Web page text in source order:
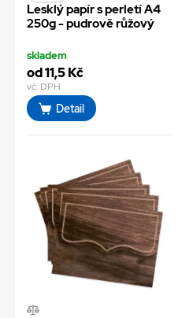
Lesklý papír s perletí A4
250g - pudrově růžový
skladem
od 11,5 Kč
vč. DPH
Detail